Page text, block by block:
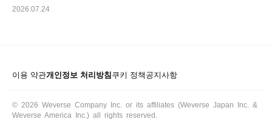
2026.07.24
이용 약관개인정보 처리방침쿠키 정책 공지사항
© 2026 Weverse Company Inc. or its affiliates (Weverse Japan Inc. &
Weverse America Inc.) all rights reserved.